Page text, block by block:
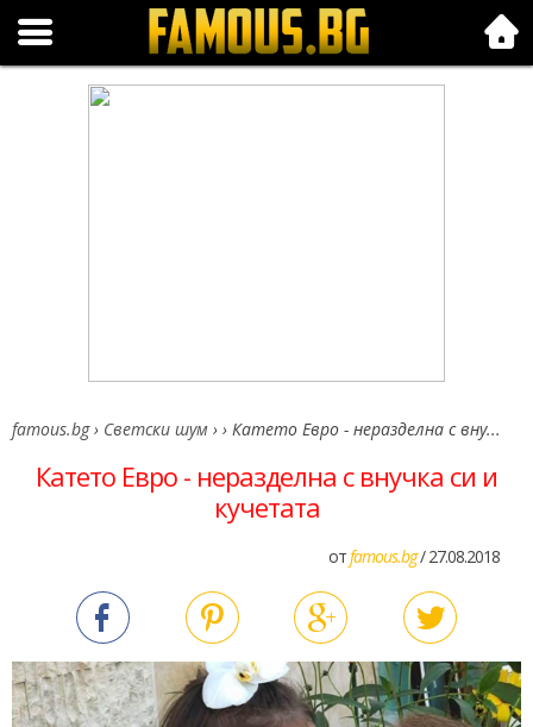
Folk.bg
famous.bg › Светски шум › › Катето Евро - неразделна с вну...
Катето Евро - неразделна с внучка си и
кучетата
отfamous.bg/ 27.08.2018